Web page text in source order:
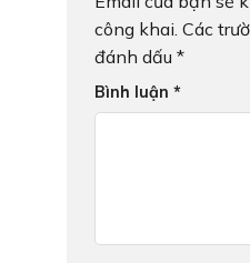
công khai. Các
đánh dấu *
Bình luận *